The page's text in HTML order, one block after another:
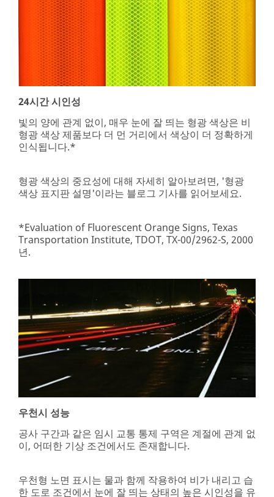
24시간 시인성
빛의 양에 관계 없이, 매우 눈에 잘 띄는 형광 색상은 비
형광 색상 제품보다 더 먼 거리에서 색상이 더 정확하게
인식됩니다.*
형광 색상의 중요성에 대해 자세히 알아보려면, '형광
색상 표지판 설명'이라는 블로그 기사를 읽어보세요.
*Evaluation of Fluorescent Orange Signs, Texas
Transportation Institute, TDOT, TX-00/2962-S, 2000
년.
우천시 성능
공사 구간과 같은 임시 교통 통제 구역은 계절에 관계 없
이, 어떠한 기상 조건에서도 존재합니다.
우천형 노면 표시는 물과 함께 작용하여 비가 내리고 습
한 도로 조건에서 눈에 잘 띄는 상태의 높은 시인성을 유